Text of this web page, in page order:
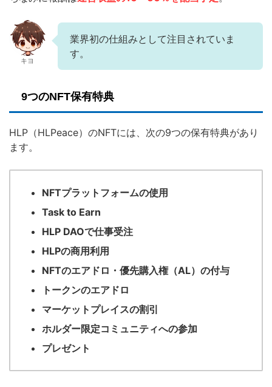
キヨ
業界初の仕組みとして注目されていま
す。
9つのNFT保有特典
HLP（HLPeace）のNFTには、次の9つの保有特典があり
ます。
NFTプラットフォームの使用
Task to Earn
HLP DAOで仕事受注
HLPの商用利用
NFTのエアドロ・優先購入権（AL）の付与
トークンのエアドロ
マーケットプレイスの割引
ホルダー限定コミュニティへの参加
プレゼント